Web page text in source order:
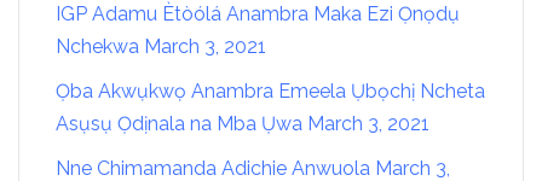
IGP Adamu Ètòólá Anambra Maka Ezi Ọnọdụ
Nchekwa March 3, 2021
Ọba Akwụkwọ Anambra Emeela Ụbọchị Ncheta
Asụsụ Ọdịnala na Mba Ụwa March 3, 2021
Nne Chimamanda Adichie Anwuola March 3,